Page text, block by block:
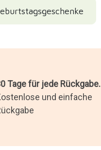
Tage für jede Rückgabe.
und einfache